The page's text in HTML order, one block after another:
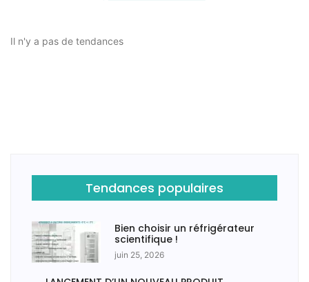
Il n'y a pas de tendances
Tendances populaires
Bien choisir un réfrigérateur
scientifique !
juin 25, 2026